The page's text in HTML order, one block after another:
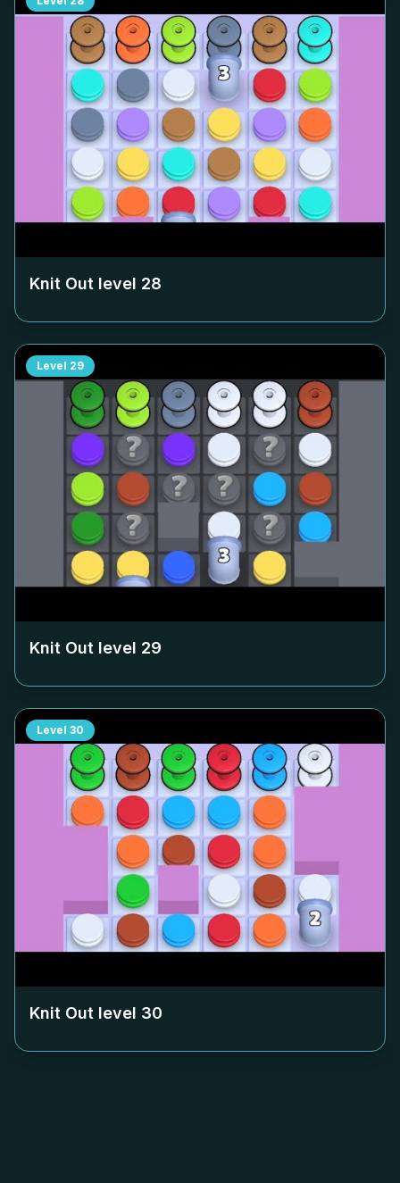
Knit Out level 28
Level 29
Knit Out level 29
Level 30
Knit Out level 30